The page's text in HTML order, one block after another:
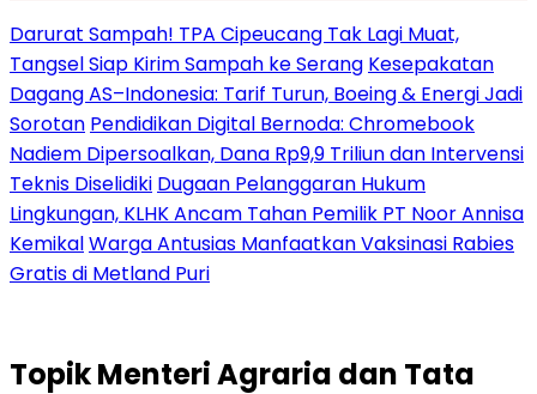
Darurat Sampah! TPA Cipeucang Tak Lagi Muat,
Tangsel Siap Kirim Sampah ke Serang Kesepakatan
Dagang AS–Indonesia: Tarif Turun, Boeing & Energi Jadi
Sorotan Pendidikan Digital Bernoda: Chromebook
Nadiem Dipersoalkan, Dana Rp9,9 Triliun dan Intervensi
Teknis Diselidiki Dugaan Pelanggaran Hukum
Lingkungan, KLHK Ancam Tahan Pemilik PT Noor Annisa
KemikalWarga Antusias Manfaatkan Vaksinasi Rabies
Gratis di Metland Puri
TopikMenteri Agraria dan Tata